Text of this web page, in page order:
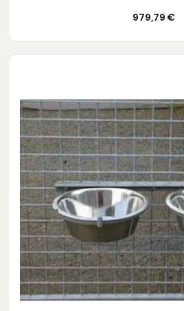
979,79 €
Ajouter au panier